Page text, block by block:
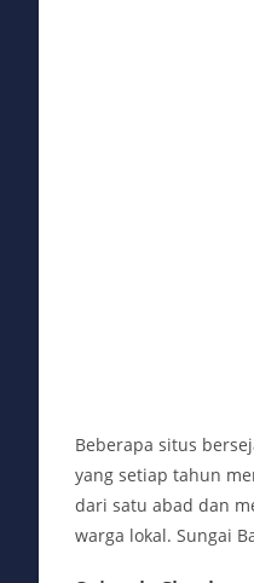
Beberapa situs
yang setiap tahun
dari satu abad dan
warga lokal. Sungai